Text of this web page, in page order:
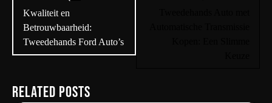
navigatie
Kwaliteit en
Betrouwbaarheid:
Tweedehands Ford Auto’s
Related Posts